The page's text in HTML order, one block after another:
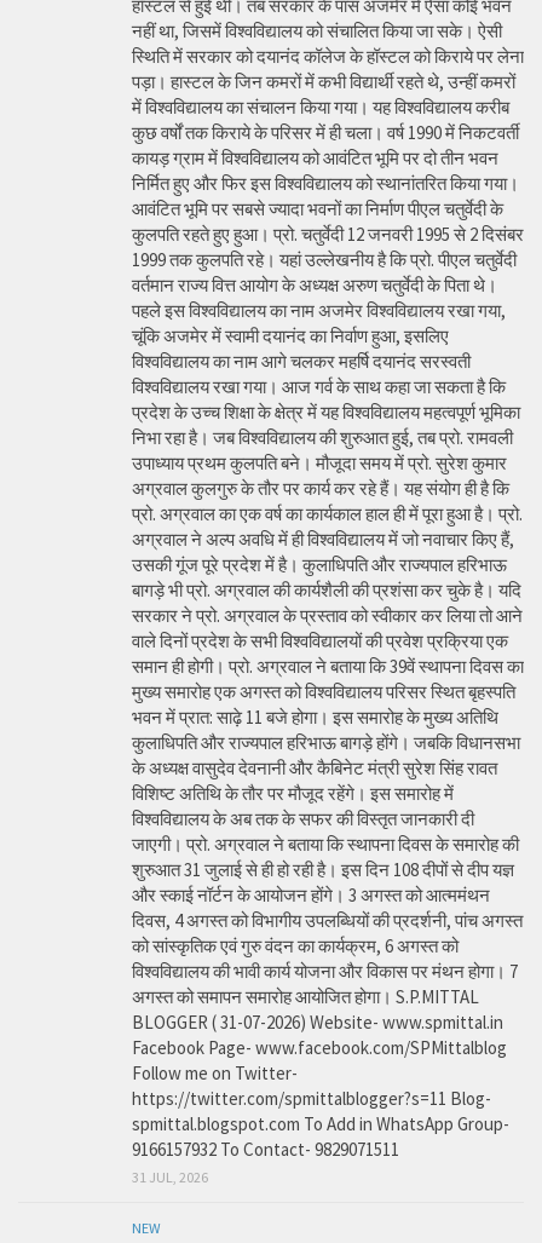
हॉस्टल से हुई थी। तब सरकार के पास अजमेर में ऐसा कोई भवन
नहीं था, जिसमें विश्वविद्यालय को संचालित किया जा सके। ऐसी
स्थिति में सरकार को दयानंद कॉलेज के हॉस्टल को किराये पर लेना
पड़ा। हास्टल के जिन कमरों में कभी विद्यार्थी रहते थे, उन्हीं कमरों
में विश्वविद्यालय का संचालन किया गया। यह विश्वविद्यालय करीब
कुछ वर्षों तक किराये के परिसर में ही चला। वर्ष 1990 में निकटवर्ती
कायड़ ग्राम में विश्वविद्यालय को आवंटित भूमि पर दो तीन भवन
निर्मित हुए और फिर इस विश्वविद्यालय को स्थानांतरित किया गया।
आवंटित भूमि पर सबसे ज्यादा भवनों का निर्माण पीएल चतुर्वेदी के
कुलपति रहते हुए हुआ। प्रो. चतुर्वेदी 12 जनवरी 1995 से 2 दिसंबर
1999 तक कुलपति रहे। यहां उल्लेखनीय है कि प्रो. पीएल चतुर्वेदी
वर्तमान राज्य वित्त आयोग के अध्यक्ष अरुण चतुर्वेदी के पिता थे।
पहले इस विश्वविद्यालय का नाम अजमेर विश्वविद्यालय रखा गया,
चूंकि अजमेर में स्वामी दयानंद का निर्वाण हुआ, इसलिए
विश्वविद्यालय का नाम आगे चलकर महर्षि दयानंद सरस्वती
विश्वविद्यालय रखा गया। आज गर्व के साथ कहा जा सकता है कि
प्रदेश के उच्च शिक्षा के क्षेत्र में यह विश्वविद्यालय महत्वपूर्ण भूमिका
निभा रहा है। जब विश्वविद्यालय की शुरुआत हुई, तब प्रो. रामवली
उपाध्याय प्रथम कुलपति बने। मौजूदा समय में प्रो. सुरेश कुमार
अग्रवाल कुलगुरु के तौर पर कार्य कर रहे हैं। यह संयोग ही है कि
प्रो. अग्रवाल का एक वर्ष का कार्यकाल हाल ही में पूरा हुआ है। प्रो.
अग्रवाल ने अल्प अवधि में ही विश्वविद्यालय में जो नवाचार किए हैं,
उसकी गूंज पूरे प्रदेश में है। कुलाधिपति और राज्यपाल हरिभाऊ
बागड़े भी प्रो. अग्रवाल की कार्यशैली की प्रशंसा कर चुके है। यदि
सरकार ने प्रो. अग्रवाल के प्रस्ताव को स्वीकार कर लिया तो आने
वाले दिनों प्रदेश के सभी विश्वविद्यालयों की प्रवेश प्रक्रिया एक
समान ही होगी। प्रो. अग्रवाल ने बताया कि 39वें स्थापना दिवस का
मुख्य समारोह एक अगस्त को विश्वविद्यालय परिसर स्थित बृहस्पति
भवन में प्रात: साढ़े 11 बजे होगा। इस समारोह के मुख्य अतिथि
कुलाधिपति और राज्यपाल हरिभाऊ बागड़े होंगे। जबकि विधानसभा
के अध्यक्ष वासुदेव देवनानी और कैबिनेट मंत्री सुरेश सिंह रावत
विशिष्ट अतिथि के तौर पर मौजूद रहेंगे। इस समारोह में
विश्वविद्यालय के अब तक के सफर की विस्तृत जानकारी दी
जाएगी। प्रो. अग्रवाल ने बताया कि स्थापना दिवस के समारोह की
शुरुआत 31 जुलाई से ही हो रही है। इस दिन 108 दीपों से दीप यज्ञ
और स्काई नॉर्टन के आयोजन होंगे। 3 अगस्त को आत्ममंथन
दिवस, 4 अगस्त को विभागीय उपलब्धियों की प्रदर्शनी, पांच अगस्त
को सांस्कृतिक एवं गुरु वंदन का कार्यक्रम, 6 अगस्त को
विश्वविद्यालय की भावी कार्य योजना और विकास पर मंथन होगा। 7
अगस्त को समापन समारोह आयोजित होगा। S.P.MITTAL
BLOGGER ( 31-07-2026) Website- www.spmittal.in
Facebook Page- www.facebook.com/SPMittalblog
Follow me on Twitter-
https://twitter.com/spmittalblogger?s=11 Blog-
spmittal.blogspot.com To Add in WhatsApp Group-
9166157932 To Contact- 9829071511
31 JUL, 2026
NEW